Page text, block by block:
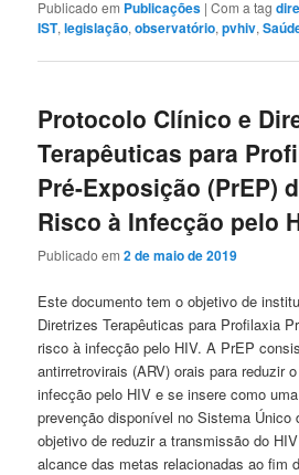
Publicado em Publicações |Com a tag
IST,legislação,observatório,pvhiv,
Protocolo Clínico e
Terapêuticas para
Pré-Exposição (PrEP)
Risco à Infecção pelo
Publicado em2 de maio de 2019
Este documento tem o objetivo de
Diretrizes Terapêuticas para Profilaxia
risco à infecção pelo HIV. A PrEP
antirretrovirais (ARV) orais para reduzir
infecção pelo HIV e se insere como
prevenção disponível no Sistema Único
objetivo de reduzir a transmissão do
alcance das metas relacionadas ao fim